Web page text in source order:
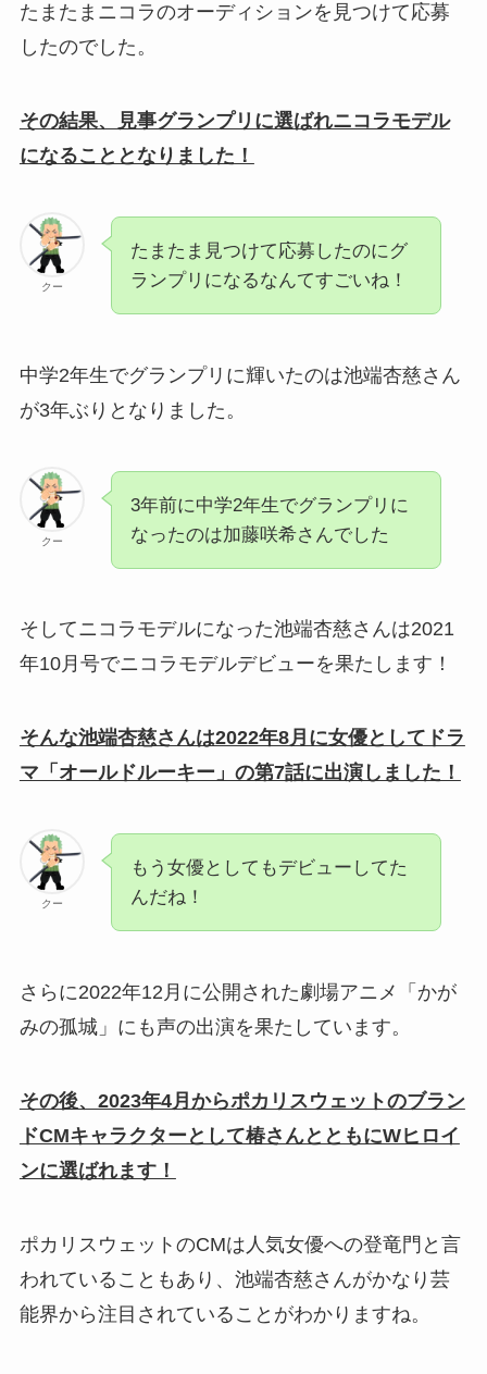
たまたまニコラのオーディションを見つけて応募
したのでした。
その結果、見事グランプリに選ばれニコラモデル
になることとなりました！
クー
たまたま見つけて応募したのにグ
ランプリになるなんてすごいね！
中学2年生でグランプリに輝いたのは池端杏慈さん
が3年ぶりとなりました。
クー
3年前に中学2年生でグランプリに
なったのは加藤咲希さんでした
そしてニコラモデルになった池端杏慈さんは2021
年10月号でニコラモデルデビューを果たします！
そんな池端杏慈さんは2022年8月に女優としてドラ
マ「オールドルーキー」の第7話に出演しました！
クー
もう女優としてもデビューしてた
んだね！
さらに2022年12月に公開された劇場アニメ「かが
みの孤城」にも声の出演を果たしています。
その後、2023年4月からポカリスウェットのブラン
ドCMキャラクターとして椿さんとともにWヒロイ
ンに選ばれます！
ポカリスウェットのCMは人気女優への登竜門と言
われていることもあり、池端杏慈さんがかなり芸
能界から注目されていることがわかりますね。